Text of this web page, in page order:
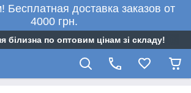
доставка заказов от
4000 грн.
по оптовим цінам зі складу!